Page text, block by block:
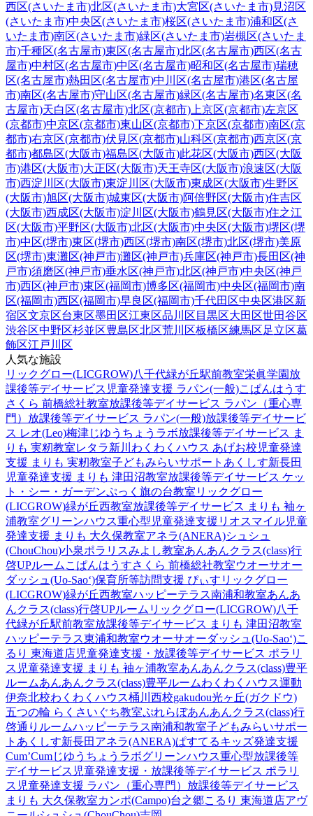
西区(さいたま市)北区(さいたま市)大宮区(さいたま市)見沼区
(さいたま市)中央区(さいたま市)桜区(さいたま市)浦和区(さ
いたま市)南区(さいたま市)緑区(さいたま市)岩槻区(さいたま
市)千種区(名古屋市)東区(名古屋市)北区(名古屋市)西区(名古
屋市)中村区(名古屋市)中区(名古屋市)昭和区(名古屋市)瑞穂
区(名古屋市)熱田区(名古屋市)中川区(名古屋市)港区(名古屋
市)南区(名古屋市)守山区(名古屋市)緑区(名古屋市)名東区(名
古屋市)天白区(名古屋市)北区(京都市) 上京区(京都市)左京区
(京都市)中京区(京都市)東山区(京都市)下京区(京都市)南区(京
都市)右京区(京都市)伏見区(京都市)山科区(京都市)西京区(京
都市)都島区(大阪市)福島区(大阪市)此花区(大阪市)西区(大阪
市)港区(大阪市)大正区(大阪市)天王寺区(大阪市)浪速区(大阪
市)西淀川区(大阪市)東淀川区(大阪市)東成区(大阪市)生野区
(大阪市)旭区(大阪市)城東区(大阪市)阿倍野区(大阪市)住吉区
(大阪市)西成区(大阪市)淀川区(大阪市)鶴見区(大阪市)住之江
区(大阪市)平野区(大阪市)北区(大阪市)中央区(大阪市)堺区(堺
市)中区(堺市)東区(堺市)西区(堺市)南区(堺市)北区(堺市)美原
区(堺市)東灘区(神戸市)灘区(神戸市)兵庫区(神戸市)長田区(神
戸市)須磨区(神戸市)垂水区(神戸市)北区(神戸市)中央区(神戸
市)西区(神戸市)東区(福岡市)博多区(福岡市)中央区(福岡市)南
区(福岡市)西区(福岡市)早良区(福岡市)千代田区中央区港区新
宿区文京区台東区墨田区江東区品川区 目黒区大田区世田谷区
渋谷区中野区杉並区豊島区北区荒川区板橋区練馬区足立区葛
飾区江戸川区
人気な施設
リックグロー(LICGROW)八千代緑が丘駅前教室栄眞学園放
課後等デイサービス 児童発達支援 ラパン(一般)こぱんはうす
さくら 前橋総社教室放課後等デイサービス ラパン（重心専
門） 放課後等デイサービス ラパン(一般)放課後等デイサービ
ス レオ(Leo)梅津じゆうちょうラボ放課後等デイサービス ま
りも 実籾教室レタラ新川 わくわくハウス あげお校 児童発達
支援 まりも 実籾教室子どもみらいサポートあくしす新長田
児童発達支援 まりも 津田沼教室放課後等デイサービス ケッ
ト・シー・ガーデンぷっく旗の台教室 リックグロー
(LICGROW)緑が丘西教室放課後等デイサービス まりも 袖ヶ
浦教室グリーンハウス重心型児童発達支援 リオスマイル児童
発達支援 まりも 大久保教室アネラ(ANERA)シュシュ
(ChouChou)小泉ポラリスみよし教室あんあんクラス(class)行
啓UPルーム こぱんはうすさくら 前橋総社教室ウオーサオー
ダッシュ(Uo-Sao‘)保育所等訪問支援 ぴぃす リックグロー
(LICGROW)緑が丘西教室ハッピーテラス南浦和教室あんあ
んクラス(class)行啓UPルーム リックグロー(LICGROW)八千
代緑が丘駅前教室放課後等デイサービス まりも 津田沼教室
ハッピーテラス東浦和教室ウオーサオーダッシュ(Uo-Sao‘)こ
るり 東海道店児童発達支援・放課後等デイサービス ポラリ
ス 児童発達支援 まりも 袖ヶ浦教室あんあんクラス(class)豊平
ルームあんあんクラス(class)豊平ルームわくわくハウス運動
伊奈北校わくわくハウス桶川西校gakudou光ヶ丘(ガクドウ)
五つの輪 らくさいぐち教室ぷれらぼあんあんクラス(class)行
啓通りルームハッピーテラス南浦和教室子どもみらいサポー
トあくしす新長田 アネラ(ANERA)ぱすてるキッズ発達支援
Cum’Cumじゆうちょうラボグリーンハウス重心型放課後等
デイサービス 児童発達支援・放課後等デイサービス ポラリ
ス 児童発達支援 ラパン（重心専門） 放課後等デイサービス
まりも 大久保教室カンポ(Campo)台之郷こるり 東海道店アヴ